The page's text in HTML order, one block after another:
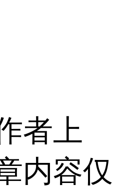
者上
内容仅